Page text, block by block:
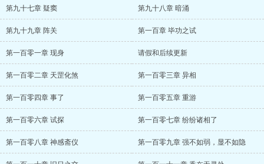
第九十七章 疑窦 第九十八章 暗涌
第九十九章 阵关 第一百章 毕功之试
第一百零一章 现身 请假和后续更新
第一百零二章 天罡化煞 第一百零三章 异相
第一百零四章 事了 第一百零五章 重游
第一百零六章 试探 第一百零七章 纷纷诸相了
第一百零八章 神感斋仪 第一百零九章 强不如弱，显不如隐